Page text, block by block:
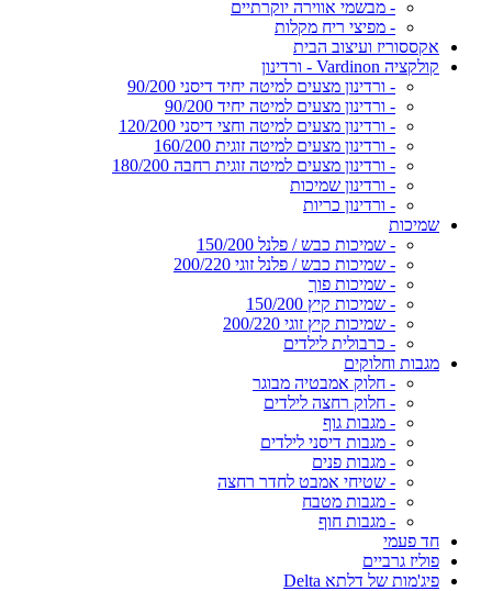
- מבשמי אווירה יוקרתיים
- מפיצי ריח מקלות
אקססוריז ועיצוב הבית
קולקציה Vardinon - ורדינון
- ורדינון מצעים למיטה יחיד דיסני 90/200
- ורדינון מצעים למיטה יחיד 90/200
- ורדינון מצעים למיטה וחצי דיסני 120/200
- ורדינון מצעים למיטה זוגית 160/200
- ורדינון מצעים למיטה זוגית רחבה 180/200
- ורדינון שמיכות
- ורדינון כריות
שמיכות
- שמיכות כבש / פלנל 150/200
- שמיכות כבש / פלנל זוגי 200/220
- שמיכות פוך
- שמיכות קיץ 150/200
- שמיכות קיץ זוגי 200/220
- כרבולית לילדים
מגבות וחלוקים
- חלוק אמבטיה מבוגר
- חלוק רחצה לילדים
- מגבות גוף
- מגבות דיסני לילדים
- מגבות פנים
- שטיחי אמבט לחדר רחצה
- מגבות מטבח
- מגבות חוף
חד פעמי
פוליז גרביים
פיג'מות של דלתא Delta